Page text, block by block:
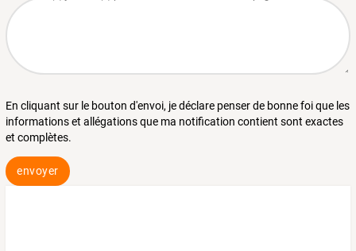
En cliquant sur le bouton d'envoi, je déclare penser de bonne foi que les
informations et allégations que ma notification contient sont exactes
et complètes.
envoyer